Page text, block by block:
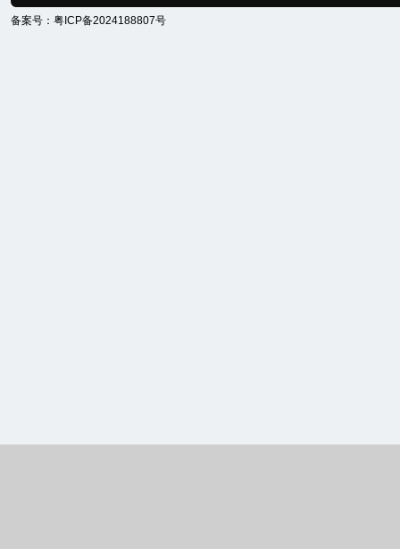
备案号： 粤ICP备2024188807号